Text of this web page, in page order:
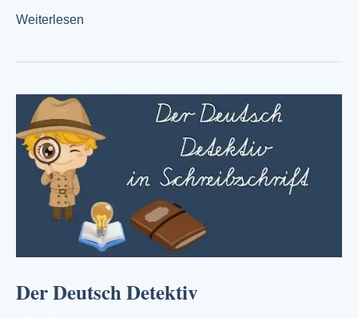
Weiterlesen
Der Deutsch Detektiv